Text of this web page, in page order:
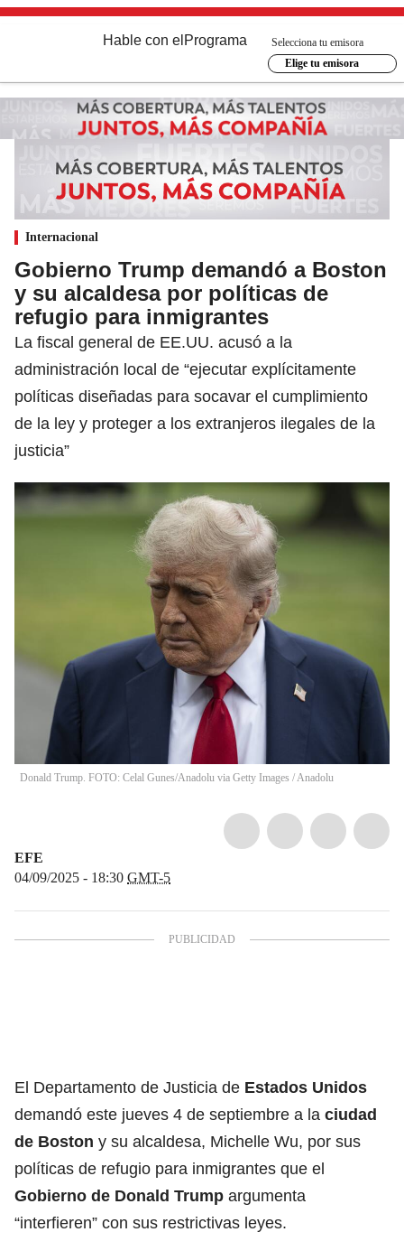
Hable con el Programa
Selecciona tu emisora
Elige tu emisora
Internacional
Gobierno Trump demandó a Boston
y su alcaldesa por políticas de
refugio para inmigrantes
La fiscal general de EE.UU. acusó a la
administración local de “ejecutar explícitamente
políticas diseñadas para socavar el cumplimiento
de la ley y proteger a los extranjeros ilegales de la
justicia”
Donald Trump. FOTO: Celal Gunes/Anadolu via Getty Images /Anadolu
EFE
04/09/2025 - 18:30 GMT-5
El Departamento de Justicia de Estados Unidos
demandó este jueves 4 de septiembre a la ciudad
de Boston y su alcaldesa, Michelle Wu, por sus
políticas de refugio para inmigrantes que el
Gobierno de Donald Trump argumenta
“interfieren” con sus restrictivas leyes.